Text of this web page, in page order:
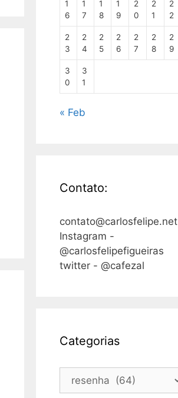
1
6
1
7
1
8
1
9
2
0
2
1
2
2
2
3
2
4
2
5
2
6
2
7
2
8
2
9
3
0
3
1
« Feb
Contato:
contato@carlosfelipe.net
Instagram -
@carlosfelipefigueiras
twitter - @cafezal
Categorias
Categorias